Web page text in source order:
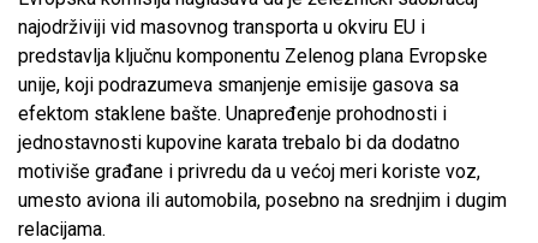
najodrživiji vid masovnog transporta u okviru EU i
predstavlja ključnu komponentu Zelenog plana Evropske
unije, koji podrazumeva smanjenje emisije gasova sa
efektom staklene bašte. Unapređenje prohodnosti i
jednostavnosti kupovine karata trebalo bi da dodatno
motiviše građane i privredu da u većoj meri koriste voz,
umesto aviona ili automobila, posebno na srednjim i dugim
relacijama.